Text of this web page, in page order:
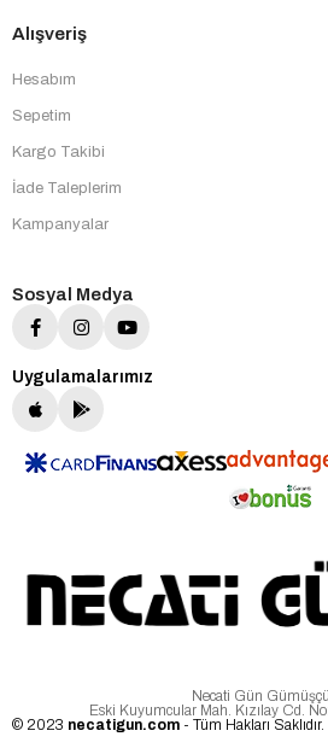
Alışveriş
Hesabım
Sepetim
Kargo Takibi
İade Taleplerim
Kampanyalar
Sosyal Medya
Uygulamalarımız
Necati Gün
Eski Kuyumcular Mah. Kızılay Cd.
© 2023 necatigun.com - Tüm Hakları Saklıdır.